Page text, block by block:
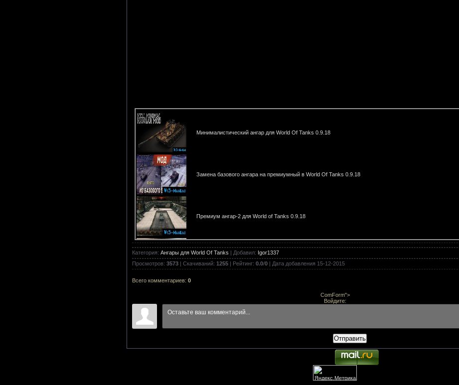
Минималистический aнгар для World Of Tanks 0.9.18
Замена базового ангара на премиумный в World Of Tanks 0.9.18
Премиум ангар-2 для World of Tanks 0.9.18
Ангар "Маковое поле" для World of Tanks 0.9.18
Категория: Ангары для World Of Tanks | Добавил: Igor1337
Просмотров: 3573 | Скачиваний: 1255 | Рейтинг: 0.0/0 | Дата добавления 15-12-2015
Всего комментариев: 0
ComForm">
Войдите:
Отправить